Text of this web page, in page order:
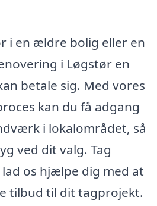
i en ældre bolig eller en
i Løgstør en
betale sig. Med vores
kan du få adgang
i lokalområdet, så
ved dit valg. Tag
os hjælpe dig med at
tilbud til dit tagprojekt.